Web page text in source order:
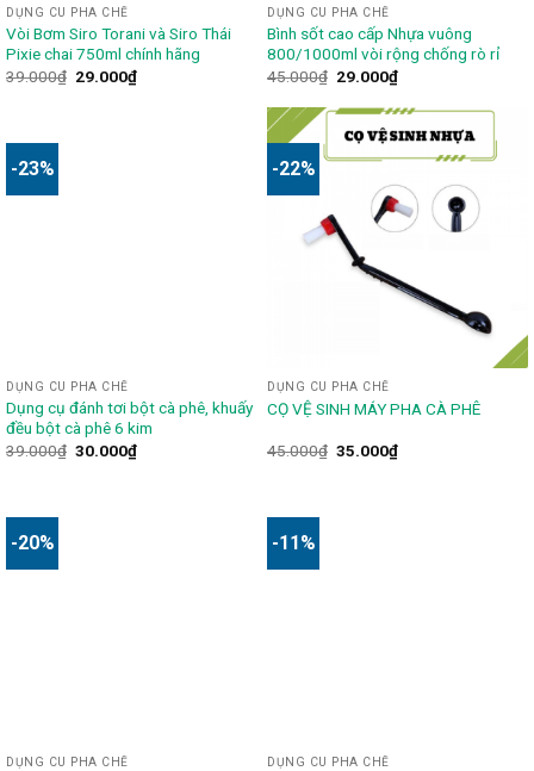
DỤNG CU PHA CHẾ
Vòi Bơm Siro Torani và Siro Thái
Pixie chai 750ml chính hãng
39.000₫ 29.000₫
DỤNG CU PHA CHẾ
Bình sốt cao cấp Nhựa vuông
800/1000ml vòi rộng chống rò rỉ
45.000₫ 29.000₫
-23%
DỤNG CU PHA CHẾ
Dụng cụ đánh tơi bột cà phê, khuấy
đều bột cà phê 6 kim
39.000₫ 30.000₫
-22%
DỤNG CU PHA CHẾ
CỌ VỆ SINH MÁY PHA CÀ PHÊ
45.000₫ 35.000₫
-20%
DỤNG CU PHA CHẾ
-11%
DỤNG CU PHA CHẾ